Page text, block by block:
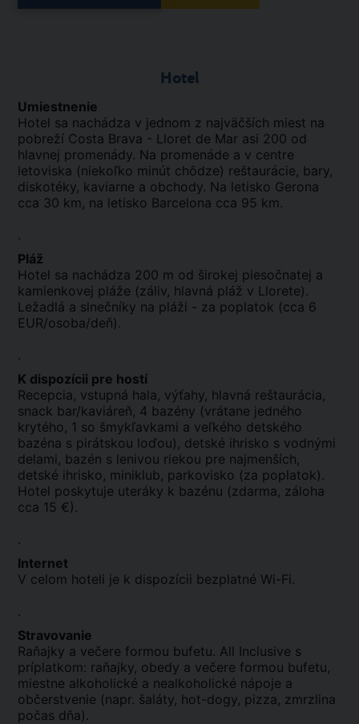
Hotel
Umiestnenie
Hotel sa nachádza v jednom z najväčších miest na
pobreží Costa Brava - Lloret de Mar asi 200 od
hlavnej promenády. Na promenáde a v centre
letoviska (niekoľko minút chôdze) reštaurácie, bary,
diskotéky, kaviarne a obchody. Na letisko Gerona
cca 30 km, na letisko Barcelona cca 95 km.
.
Pláž
Hotel sa nachádza 200 m od širokej piesočnatej a
kamienkovej pláže (záliv, hlavná pláž v Llorete).
Ležadlá a slnečníky na pláži - za poplatok (cca 6
EUR/osoba/deň).
.
K dispozícii pre hostí
Recepcia, vstupná hala, výťahy, hlavná reštaurácia,
snack bar/kaviáreň, 4 bazény (vrátane jedného
krytého, 1 so šmykľavkami a veľkého detského
bazéna s pirátskou loďou), detské ihrisko s vodnými
delami, bazén s lenivou riekou pre najmenších,
detské ihrisko, miniklub, parkovisko (za poplatok).
Hotel poskytuje uteráky k bazénu (zdarma, záloha
cca 15 €).
.
Internet
V celom hoteli je k dispozícii bezplatné Wi-Fi.
.
Stravovanie
Raňajky a večere formou bufetu. All Inclusive s
príplatkom: raňajky, obedy a večere formou bufetu,
miestne alkoholické a nealkoholické nápoje a
občerstvenie (napr. šaláty, hot-dogy, pizza, zmrzlina
počas dňa).